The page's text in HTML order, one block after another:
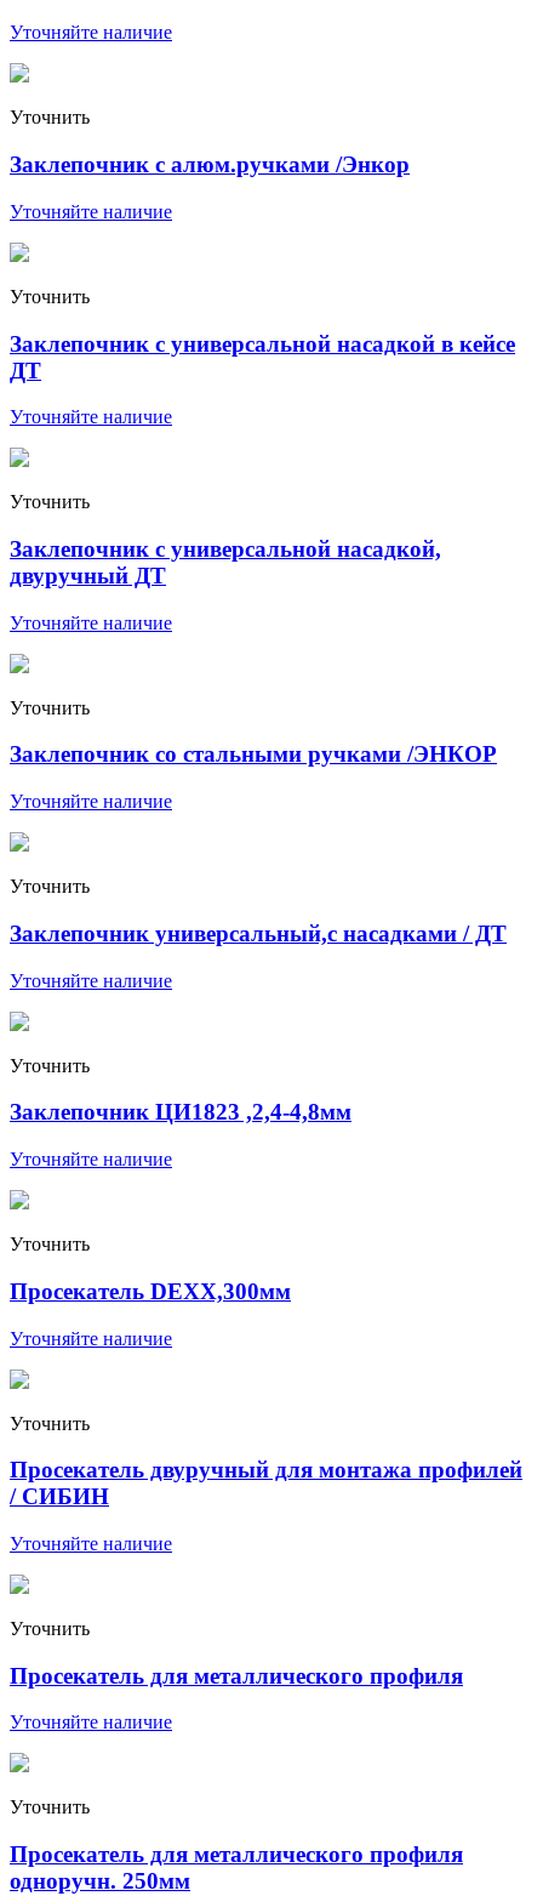
Уточняйте наличие
Уточнить
Заклепочник с алюм.ручками /Энкор
Уточняйте наличие
Уточнить
Заклепочник с универсальной насадкой в кейсе
ДТ
Уточняйте наличие
Уточнить
Заклепочник с универсальной насадкой,
двуручный ДТ
Уточняйте наличие
Уточнить
Заклепочник со стальными ручками /ЭНКОР
Уточняйте наличие
Уточнить
Заклепочник универсальный,с насадками / ДТ
Уточняйте наличие
Уточнить
Заклепочник ЦИ1823 ,2,4-4,8мм
Уточняйте наличие
Уточнить
Просекатель DEXX,300мм
Уточняйте наличие
Уточнить
Просекатель двуручный для монтажа профилей
/ СИБИН
Уточняйте наличие
Уточнить
Просекатель для металлического профиля
Уточняйте наличие
Уточнить
Просекатель для металлического профиля
одноручн. 250мм